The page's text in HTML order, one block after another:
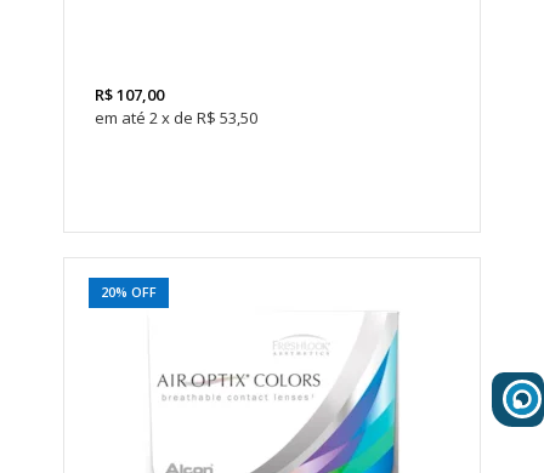
R$107,00
2x de R$ 53,50
20% OFF